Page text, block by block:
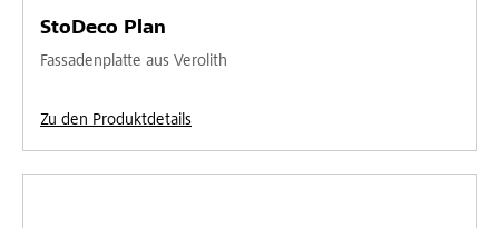
StoDeco Plan
Fassadenplatte aus Verolith
Zu den Produktdetails